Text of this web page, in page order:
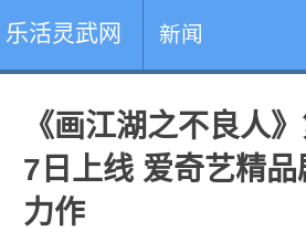
乐活灵武网 新闻
《画江湖之不良人
7日上线 爱奇艺精
力作